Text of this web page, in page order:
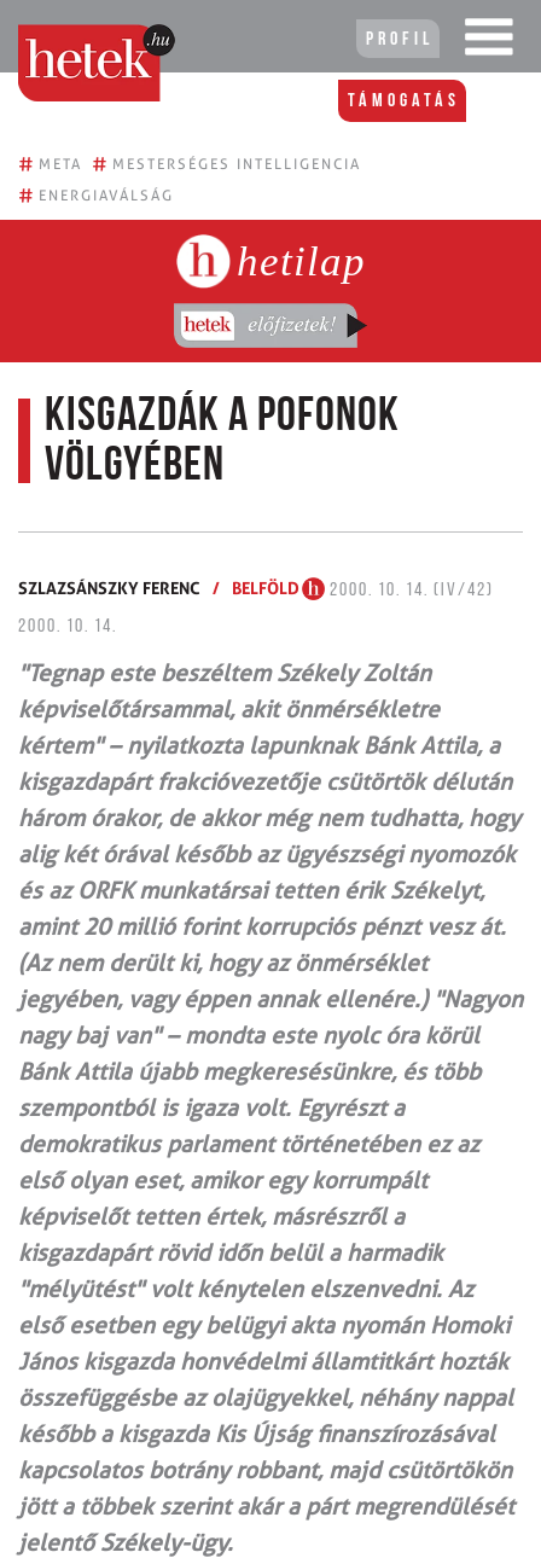
Profil
Támogatás
# META # MESTERSÉGES INTELLIGENCIA
# ENERGIAVÁLSÁG
hetilap
Kisgazdák a pofonok
völgyében
SZLAZSÁNSZKY FERENC / BELFÖLD
2000. 10. 14. (IV/42)
2000. 10. 14.
"Tegnap este beszéltem Székely Zoltán
képviselőtársammal, akit önmérsékletre
kértem" – nyilatkozta lapunknak Bánk Attila, a
kisgazdapárt frakcióvezetője csütörtök délután
három órakor, de akkor még nem tudhatta, hogy
alig két órával később az ügyészségi nyomozók
és az ORFK munkatársai tetten érik Székelyt,
amint 20 millió forint korrupciós pénzt vesz át.
(Az nem derült ki, hogy az önmérséklet
jegyében, vagy éppen annak ellenére.) "Nagyon
nagy baj van" – mondta este nyolc óra körül
Bánk Attila újabb megkeresésünkre, és több
szempontból is igaza volt. Egyrészt a
demokratikus parlament történetében ez az
első olyan eset, amikor egy korrumpált
képviselőt tetten értek, másrészről a
kisgazdapárt rövid időn belül a harmadik
"mélyütést" volt kénytelen elszenvedni. Az
első esetben egy belügyi akta nyomán Homoki
János kisgazda honvédelmi államtitkárt hozták
összefüggésbe az olajügyekkel, néhány nappal
később a kisgazda Kis Újság finanszírozásával
kapcsolatos botrány robbant, majd csütörtökön
jött a többek szerint akár a párt megrendülését
jelentő Székely-ügy.